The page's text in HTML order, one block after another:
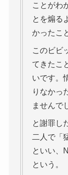
ことがわ
とを煽る
かったこ
このビビ
てきたこ
いです。
りなかっ
ませんで
と謝罪し
二人で「
といい、
という。